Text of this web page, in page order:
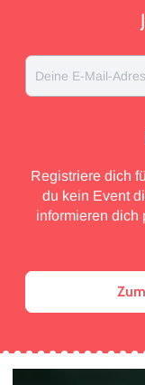
Deine E-Mail-
Registriere dich
du kein Event
informieren dich